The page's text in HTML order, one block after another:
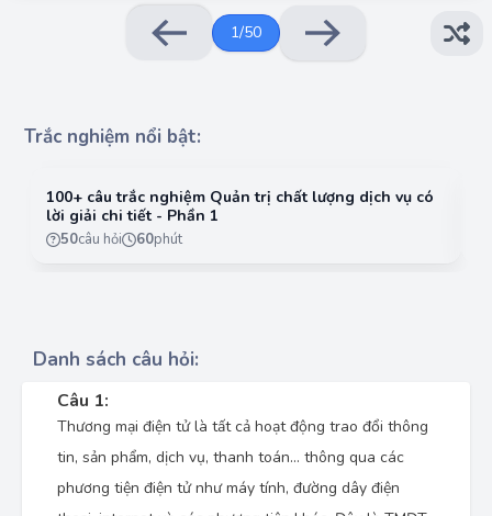
D: mạng Internet → chỉ là một phần hạ tầng, không phải góc
nhìn định nghĩa
1/50
Trắc nghiệm nổi bật:
100+ câu trắc nghiệm Quản trị chất lượng dịch vụ có
lời giải chi tiết - Phần 1
50câu hỏi 60phút
Danh sách câu hỏi:
Câu 1:
Thương mại điện tử là tất cả hoạt động trao đổi thông
tin, sản phẩm, dịch vụ, thanh toán… thông qua các
phương tiện điện tử như máy tính, đường dây điện